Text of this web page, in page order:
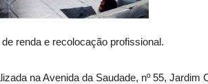
renda e recolocação profissional.
na Avenida da Saudade, nº 55, Jardim